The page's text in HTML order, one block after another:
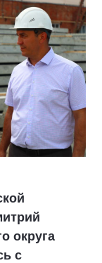
округа
с